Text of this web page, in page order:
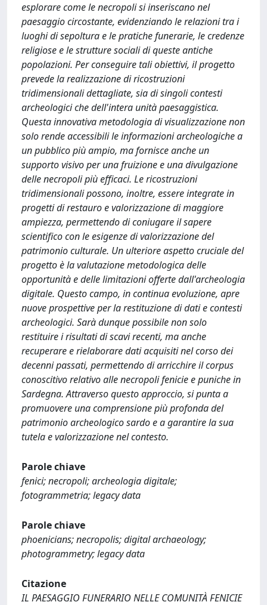
esplorare come le necropoli si inseriscano nel
paesaggio circostante, evidenziando le relazioni tra i
luoghi di sepoltura e le pratiche funerarie, le credenze
religiose e le strutture sociali di queste antiche
popolazioni. Per conseguire tali obiettivi, il progetto
prevede la realizzazione di ricostruzioni
tridimensionali dettagliate, sia di singoli contesti
archeologici che dell'intera unità paesaggistica.
Questa innovativa metodologia di visualizzazione non
solo rende accessibili le informazioni archeologiche a
un pubblico più ampio, ma fornisce anche un
supporto visivo per una fruizione e una divulgazione
delle necropoli più efficaci. Le ricostruzioni
tridimensionali possono, inoltre, essere integrate in
progetti di restauro e valorizzazione di maggiore
ampiezza, permettendo di coniugare il sapere
scientifico con le esigenze di valorizzazione del
patrimonio culturale. Un ulteriore aspetto cruciale del
progetto è la valutazione metodologica delle
opportunità e delle limitazioni offerte dall'archeologia
digitale. Questo campo, in continua evoluzione, apre
nuove prospettive per la restituzione di dati e contesti
archeologici. Sarà dunque possibile non solo
restituire i risultati di scavi recenti, ma anche
recuperare e rielaborare dati acquisiti nel corso dei
decenni passati, permettendo di arricchire il corpus
conoscitivo relativo alle necropoli fenicie e puniche in
Sardegna. Attraverso questo approccio, si punta a
promuovere una comprensione più profonda del
patrimonio archeologico sardo e a garantire la sua
tutela e valorizzazione nel contesto.
Parole chiave
fenici; necropoli; archeologia digitale;
fotogrammetria; legacy data
Parole chiave
phoenicians; necropolis; digital archaeology;
photogrammetry; legacy data
Citazione
IL PAESAGGIO FUNERARIO NELLE COMUNITÀ FENICIE